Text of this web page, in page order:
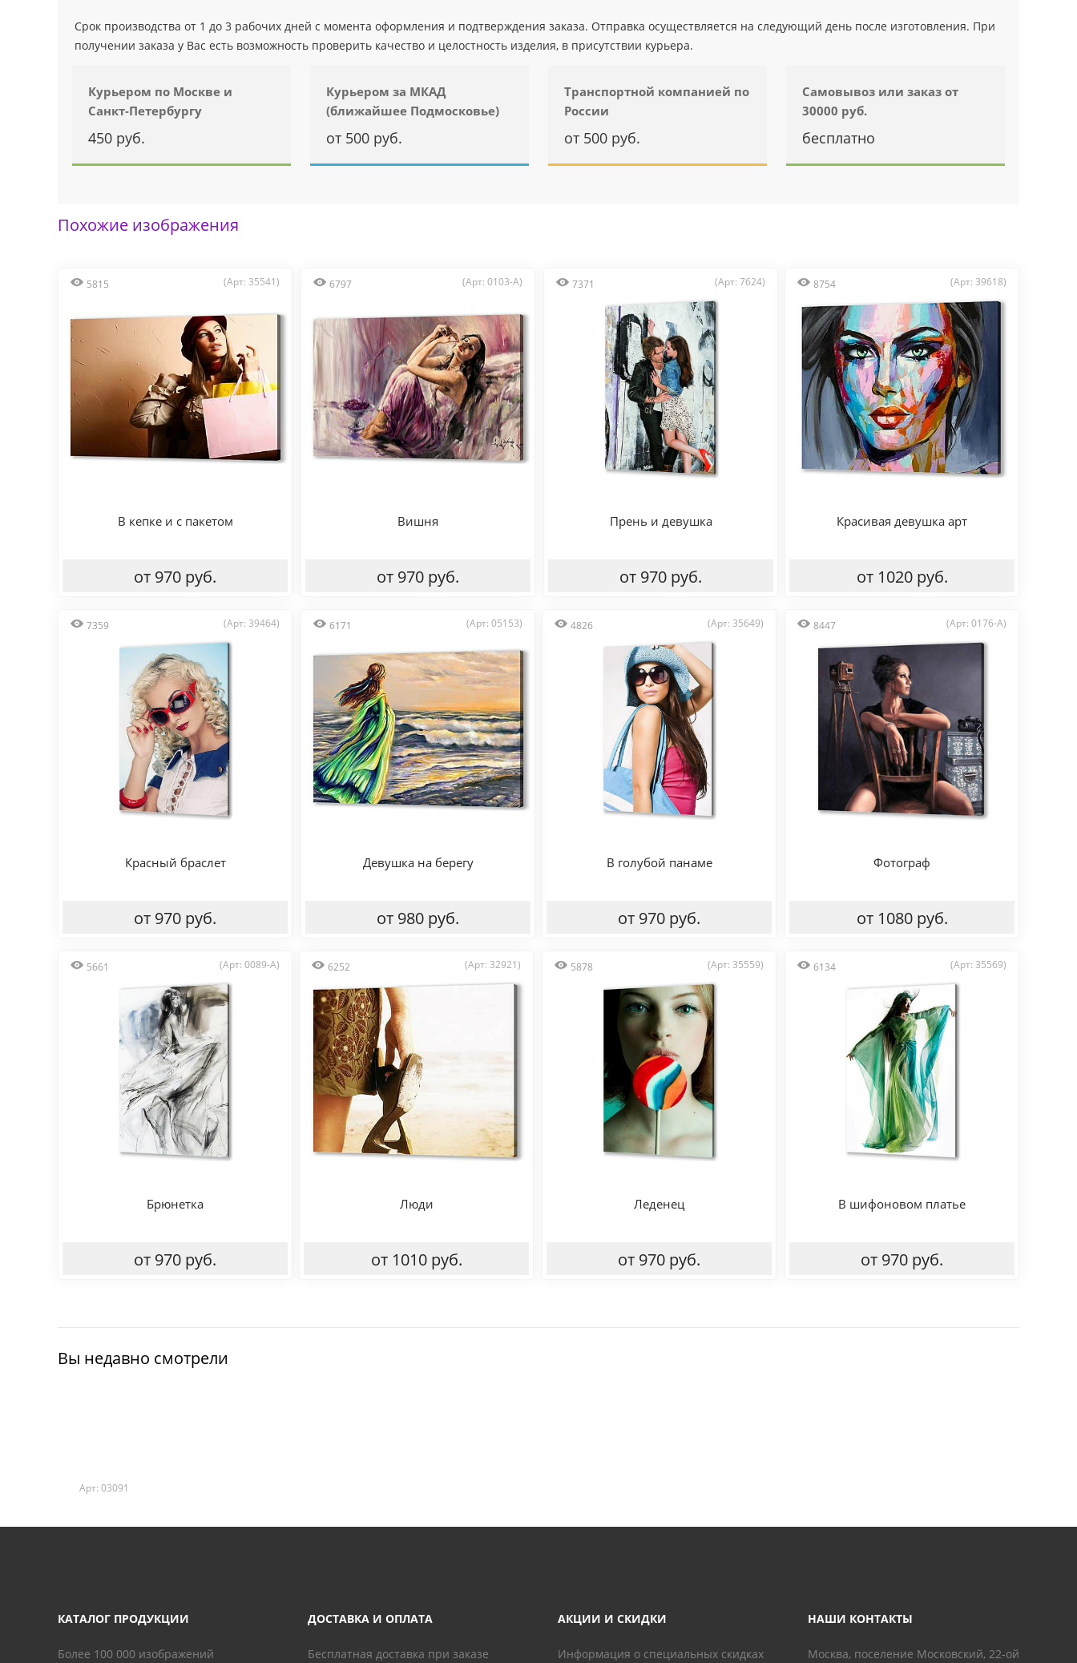
Срок производства от 1 до 3 рабочих дней с момента оформления и подтверждения заказа. Отправка осуществляется на следующий день после изготовления. При
получении заказа у Вас есть возможность проверить качество и целостность изделия, в присутствии курьера.
Курьером по Москве и
Санкт-Петербургу
450 руб.
Курьером за МКАД
(ближайшее Подмосковье)
от 500 руб.
Транспортной компанией по
России
от 500 руб.
Самовывоз или заказ от
30000 руб.
бесплатно
Похожие изображения
5815 (Арт: 35541)
В кепке и с пакетом
от 970 руб.
6797 (Арт: 0103-A)
Вишня
от 970 руб.
7371 (Арт: 7624)
Прень и девушка
от 970 руб.
8754 (Арт: 39618)
Красивая девушка арт
от 1020 руб.
7359 (Арт: 39464)
Красный браслет
от 970 руб.
6171 (Арт: 05153)
Девушка на берегу
от 980 руб.
4826 (Арт: 35649)
В голубой панаме
от 970 руб.
8447 (Арт: 0176-A)
Фотограф
от 1080 руб.
5661 (Арт: 0089-A)
Брюнетка
от 970 руб.
6252 (Арт: 32921)
Люди
от 1010 руб.
5878 (Арт: 35559)
Леденец
от 970 руб.
6134 (Арт: 35569)
В шифоновом платье
от 970 руб.
Вы недавно смотрели
Арт: 03091
КАТАЛОГ ПРОДУКЦИИ
Более 100 000 изображений
ДОСТАВКА И ОПЛАТА
Бесплатная доставка при заказе
АКЦИИ И СКИДКИ
Информация о специальных скидках
НАШИ КОНТАКТЫ
Москва, поселение Московский, 22-ой